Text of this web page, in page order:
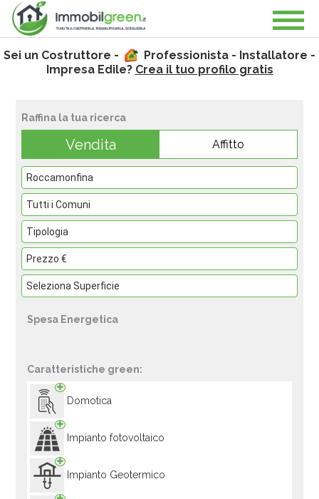
Sei un Costruttore -
Professionista - Installatore -
Impresa Edile? Crea il tuo profilo gratis
Raffina la tua ricerca
Vendita Affitto
Spesa Energetica
Caratteristiche green:
Domotica
Impianto fotovoltaico
Impianto Geotermico